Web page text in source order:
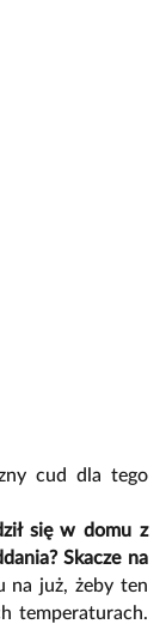
cud dla tego
się w domu z
Skacze na
na już, żeby ten
temperaturach.